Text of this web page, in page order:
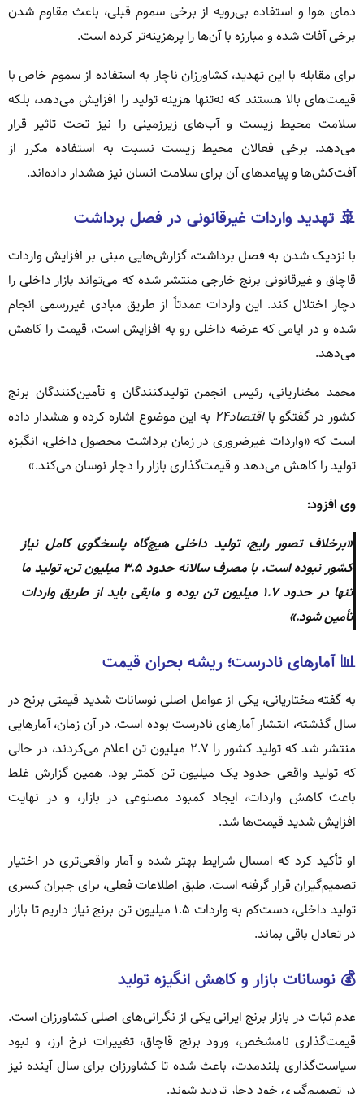
دمای هوا و استفاده بی‌رویه از برخی سموم قبلی، باعث مقاوم شدن
برخی آفات شده و مبارزه با آن‌ها را پرهزینه‌تر کرده است.
برای مقابله با این تهدید، کشاورزان ناچار به استفاده از سموم خاص با
قیمت‌های بالا هستند که نه‌تنها هزینه تولید را افزایش می‌دهد، بلکه
سلامت محیط زیست و آب‌های زیرزمینی را نیز تحت تاثیر قرار
می‌دهد. برخی فعالان محیط زیست نسبت به استفاده مکرر از
آفت‌کش‌ها و پیامدهای آن برای سلامت انسان نیز هشدار داده‌اند.
🚢 تهدید واردات غیرقانونی در فصل برداشت
با نزدیک شدن به فصل برداشت، گزارش‌هایی مبنی بر افزایش واردات
قاچاق و غیرقانونی برنج خارجی منتشر شده که می‌تواند بازار داخلی را
دچار اختلال کند. این واردات عمدتاً از طریق مبادی غیررسمی انجام
شده و در ایامی که عرضه داخلی رو به افزایش است، قیمت را کاهش
می‌دهد.
محمد مختاریانی، رئیس انجمن تولیدکنندگان و تأمین‌کنندگان برنج
کشور در گفتگو بااقتصاد۲۴
به این موضوع اشاره کرده و هشدار داده
است که «واردات غیرضروری در زمان برداشت محصول داخلی، انگیزه
تولید را کاهش می‌دهد و قیمت‌گذاری بازار را دچار نوسان می‌کند.»
وی افزود:
«برخلاف تصور رایج، تولید داخلی هیچ‌گاه پاسخگوی کامل نیاز
کشور نبوده است. با مصرف سالانه حدود ۳.۵ میلیون تن، تولید ما
تنها در حدود ۱.۷ میلیون تن بوده و مابقی باید از طریق واردات
تأمین شود.»
📊 آمارهای نادرست؛ ریشه بحران قیمت
به گفته مختاریانی، یکی از عوامل اصلی نوسانات شدید قیمتی برنج در
سال گذشته، انتشار آمارهای نادرست بوده است. در آن زمان، آمارهایی
منتشر شد که تولید کشور را ۲.۷ میلیون تن اعلام می‌کردند، در حالی
که تولید واقعی حدود یک میلیون تن کمتر بود. همین گزارش غلط
باعث کاهش واردات، ایجاد کمبود مصنوعی در بازار، و در نهایت
افزایش شدید قیمت‌ها شد.
او تأکید کرد که امسال شرایط بهتر شده و آمار واقعی‌تری در اختیار
تصمیم‌گیران قرار گرفته است. طبق اطلاعات فعلی، برای جبران کسری
تولید داخلی، دست‌کم به واردات ۱.۵ میلیون تن برنج نیاز داریم تا بازار
در تعادل باقی بماند.
💰 نوسانات بازار و کاهش انگیزه تولید
عدم ثبات در بازار برنج ایرانی یکی از نگرانی‌های اصلی کشاورزان است.
قیمت‌گذاری نامشخص، ورود برنج قاچاق، تغییرات نرخ ارز، و نبود
سیاست‌گذاری بلندمدت، باعث شده تا کشاورزان برای سال آینده نیز